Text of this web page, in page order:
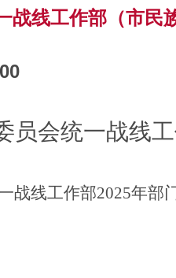
战线工作部（市民
员会统一战线
战线工作部2025年部